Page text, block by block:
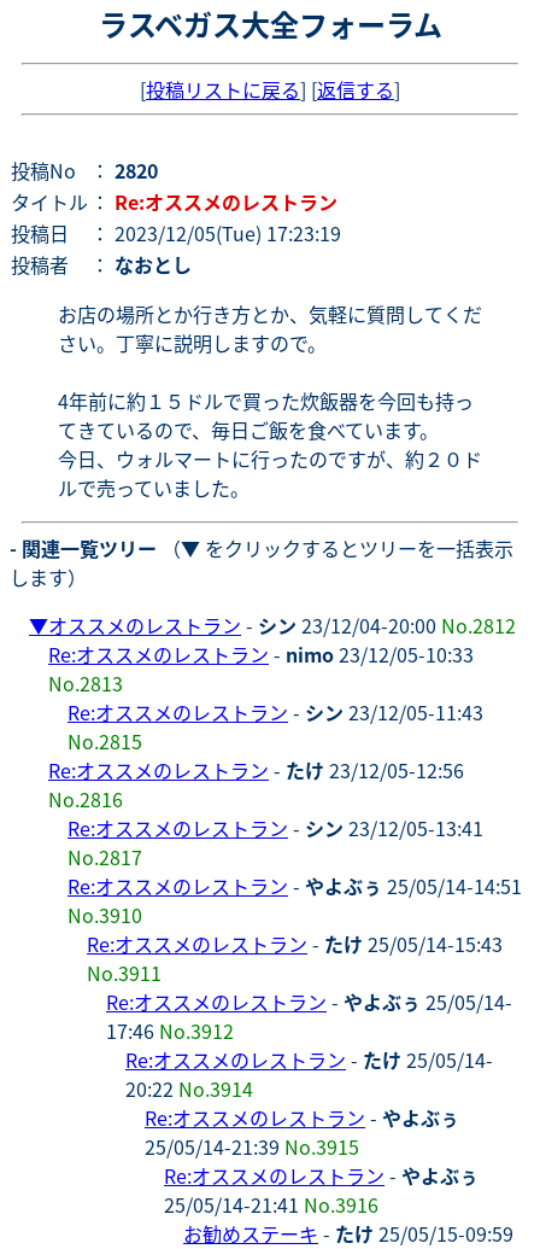
ラスベガス大全フォーラム
[投稿リストに戻る] [返信する]
投稿No ： 2820
タイトル ： Re:オススメのレストラン
投稿日
： 2023/12/05(Tue) 17:23:19
投稿者
： なおとし
お店の場所とか行き方とか、気軽に質問してくだ
さい。丁寧に説明しますので。
4年前に約１５ドルで買った炊飯器を今回も持っ
てきているので、毎日ご飯を食べています。
今日、ウォルマートに行ったのですが、約２０ド
ルで売っていました。
- 関連一覧ツリー （▼ をクリックするとツリーを一括表示
します）
▼オススメのレストラン - シン 23/12/04-20:00 No.2812
Re:オススメのレストラン - nimo23/12/05-10:33
No.2813
Re:オススメのレストラン - シン 23/12/05-11:43
No.2815
Re:オススメのレストラン - たけ 23/12/05-12:56
No.2816
Re:オススメのレストラン - シン 23/12/05-13:41
No.2817
Re:オススメのレストラン - やよぶぅ 25/05/14-14:51
No.3910
Re:オススメのレストラン - たけ 25/05/14-15:43
No.3911
Re:オススメのレストラン - やよぶぅ 25/05/14-
17:46 No.3912
Re:オススメのレストラン - たけ 25/05/14-
20:22 No.3914
Re:オススメのレストラン - やよぶぅ
25/05/14-21:39 No.3915
Re:オススメのレストラン - やよぶぅ
25/05/14-21:41 No.3916
お勧めステーキ - たけ 25/05/15-09:59